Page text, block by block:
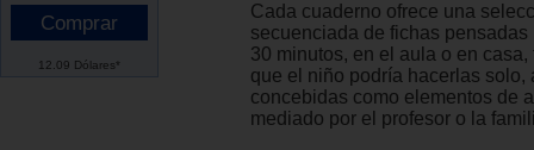
12.09 Dólares*
Cada cuaderno ofrece una
secuenciada de fichas pensadas
30 minutos, en el aula o en
que el niño podría hacerlas solo,
concebidas como elementos de
mediado por el profesor o la